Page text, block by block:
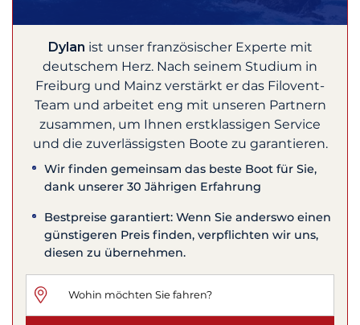
Dylan ist unser französischer Experte mit
deutschem Herz. Nach seinem Studium in
Freiburg und Mainz verstärkt er das Filovent-
Team und arbeitet eng mit unseren Partnern
zusammen, um Ihnen erstklassigen Service
und die zuverlässigsten Boote zu garantieren.
Wir finden gemeinsam das beste Boot für Sie,
dank unserer 30 Jährigen Erfahrung
Bestpreise garantiert: Wenn Sie anderswo einen
günstigeren Preis finden, verpflichten wir uns,
diesen zu übernehmen.